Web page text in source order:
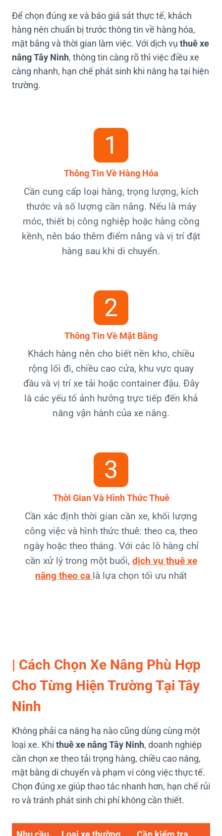
Để chọn đúng xe và báo giá sát thực tế, khách
hàng nên chuẩn bị trước thông tin về hàng hóa,
mặt bằng và thời gian làm việc. Với dịch vụ thuê xe
nâng Tây Ninh, thông tin càng rõ thì việc điều xe
càng nhanh, hạn chế phát sinh khi nâng hạ tại hiện
trường.
1
Thông Tin Về Hàng Hóa
Cần cung cấp loại hàng, trọng lượng, kích
thước và số lượng cần nâng. Nếu là máy
móc, thiết bị công nghiệp hoặc hàng cồng
kềnh, nên báo thêm điểm nâng và vị trí đặt
hàng sau khi di chuyển.
2
Thông Tin Về Mặt Bằng
Khách hàng nên cho biết nền kho, chiều
rộng lối đi, chiều cao cửa, khu vực quay
đầu và vị trí xe tải hoặc container đậu. Đây
là các yếu tố ảnh hưởng trực tiếp đến khả
năng vận hành của xe nâng.
3
Thời Gian Và Hình Thức Thuê
Cần xác định thời gian cần xe, khối lượng
công việc và hình thức thuê: theo ca, theo
ngày hoặc theo tháng. Với các lô hàng chỉ
cần xử lý trong một buổi, dịch vụ thuê xe
nâng theo ca là lựa chọn tối ưu nhất
| Cách Chọn Xe Nâng Phù Hợp
Cho Từng Hiện Trường Tại Tây
Ninh
Không phải ca nâng hạ nào cũng dùng cùng một
loại xe. Khi thuê xe nâng Tây Ninh, doanh nghiệp
cần chọn xe theo tải trọng hàng, chiều cao nâng,
mặt bằng di chuyển và phạm vi công việc thực tế.
Chọn đúng xe giúp thao tác nhanh hơn, hạn chế rủi
ro và tránh phát sinh chi phí không cần thiết.